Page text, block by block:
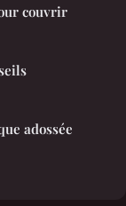
couvrir
adossée